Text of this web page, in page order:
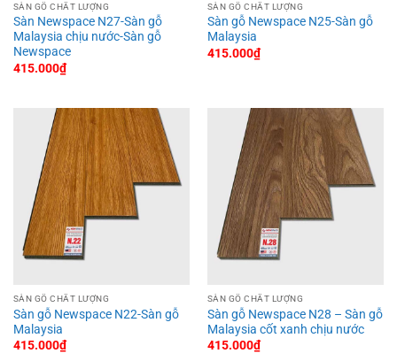
SÀN GỖ CHẤT LƯỢNG
Sàn Newspace N27-Sàn gỗ
Malaysia chịu nước-Sàn gỗ
Newspace
415.000₫
SÀN GỖ CHẤT LƯỢNG
Sàn gỗ Newspace N25-Sàn gỗ
Malaysia
415.000₫
SÀN GỖ CHẤT LƯỢNG
Sàn gỗ Newspace N22-Sàn gỗ
Malaysia
415.000₫
SÀN GỖ CHẤT LƯỢNG
Sàn gỗ Newspace N28 – Sàn gỗ
Malaysia cốt xanh chịu nước
415.000₫